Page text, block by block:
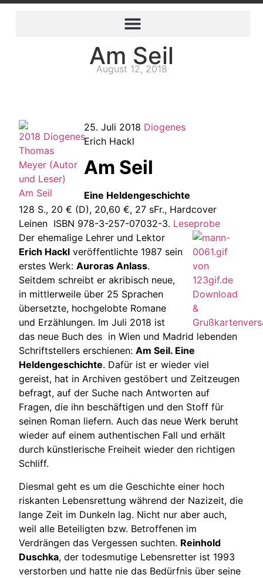
Am Seil
August 12, 2018
25. Juli 2018 Diogenes
Erich Hackl
Am Seil
Eine Heldengeschichte
128 S., 20 € (D), 20,60 €, 27 sFr., Hardcover
Leinen ISBN 978-3-257-07032-3. Leseprobe
Der ehemalige Lehrer und Lektor
Erich Hackl veröffentlichte 1987 sein
erstes Werk:Auroras Anlass.
Seitdem schreibt er akribisch neue,
in mittlerweile über 25 Sprachen
übersetzte, hochgelobte Romane
und Erzählungen. Im Juli 2018 ist
das neue Buch des in Wien und Madrid lebenden
Schriftstellers erschienen:Am Seil. Eine
Heldengeschichte. Dafür ist er wieder viel
gereist, hat in Archiven gestöbert und Zeitzeugen
befragt, auf der Suche nach Antworten auf
Fragen, die ihn beschäftigen und den Stoff für
seinen Roman liefern. Auch das neue Werk beruht
wieder auf einem authentischen Fall und erhält
durch künstlerische Freiheit wieder den richtigen
Schliff.
Diesmal geht es um die Geschichte einer hoch
riskanten Lebensrettung während der Nazizeit, die
lange Zeit im Dunkeln lag. Nicht nur aber auch,
weil alle Beteiligten bzw. Betroffenen im
Verdrängen das Vergessen suchten. Reinhold
Duschka, der todesmutige Lebensretter ist 1993
verstorben und hatte nie das Bedürfnis über seine